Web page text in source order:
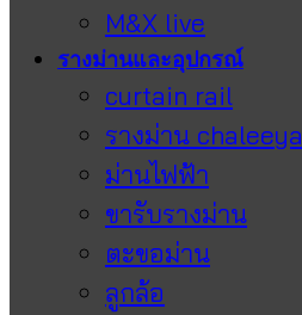
M&X live
รางม่านและอุปกรณ์
curtain rail
รางม่าน chaleeya
ม่านไฟฟ้า
ขารับรางม่าน
ตะขอม่าน
ลูกล้อ